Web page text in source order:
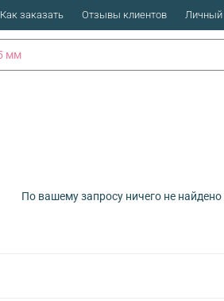
Как заказать Отзывы клиентов Личный
По вашему запросу ничего не найдено